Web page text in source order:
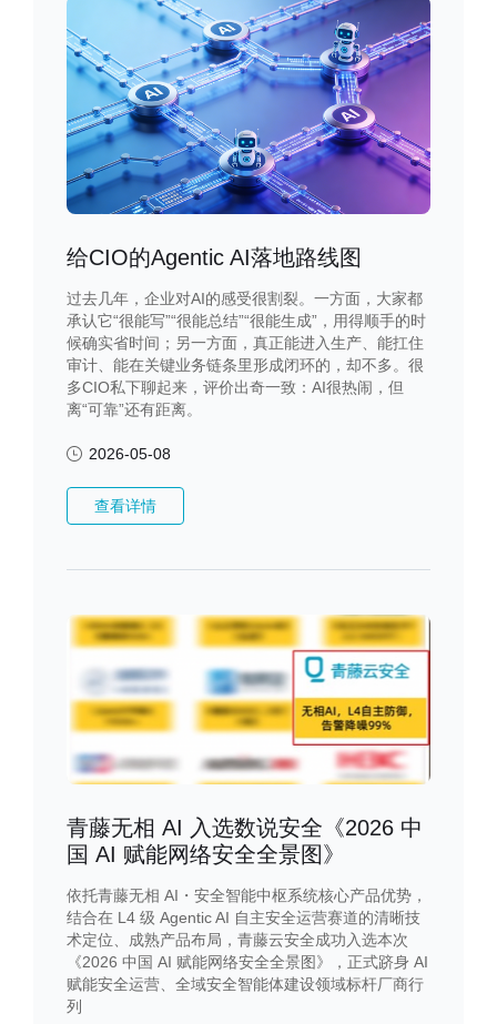
给CIO的Agentic AI落地路线图
过去几年，企业对AI的感受很割裂。一方面，大家都
承认它“很能写”“很能总结”“很能生成”，用得顺手的时
候确实省时间；另一方面，真正能进入生产、能扛住
审计、能在关键业务链条里形成闭环的，却不多。很
多CIO私下聊起来，评价出奇一致：AI很热闹，但
离“可靠”还有距离。
2026-05-08
查看详情
青藤无相 AI 入选数说安全《2026 中
国 AI 赋能网络安全全景图》
依托青藤无相 AI・安全智能中枢系统核心产品优势，
结合在 L4 级 Agentic AI 自主安全运营赛道的清晰技
术定位、成熟产品布局，青藤云安全成功入选本次
《2026 中国 AI 赋能网络安全全景图》，正式跻身 AI
赋能安全运营、全域安全智能体建设领域标杆厂商行
列